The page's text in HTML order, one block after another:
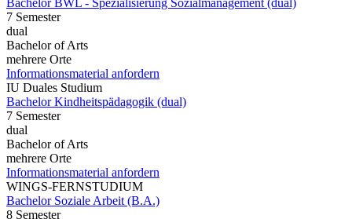
Bachelor BWL - Spezialisierung Sozialmanagement (dual)
7 Semester
dual
Bachelor of Arts
mehrere Orte
Informationsmaterial anfordern
IU Duales Studium
Bachelor Kindheitspädagogik (dual)
7 Semester
dual
Bachelor of Arts
mehrere Orte
Informationsmaterial anfordern
WINGS-FERNSTUDIUM
Bachelor Soziale Arbeit (B.A.)
8 Semester